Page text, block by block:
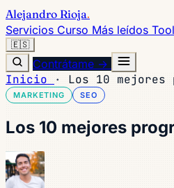
Alejandro Rioja.
Servicios Curso Más leídos
🇪🇸
Contrátame →
Inicio · Los 10
MARKETING SEO
Los 10 mejores